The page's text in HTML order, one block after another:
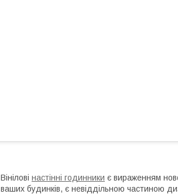
Вінілові настінні годинники є вираженням
ваших будинків, є невіддільною частиною